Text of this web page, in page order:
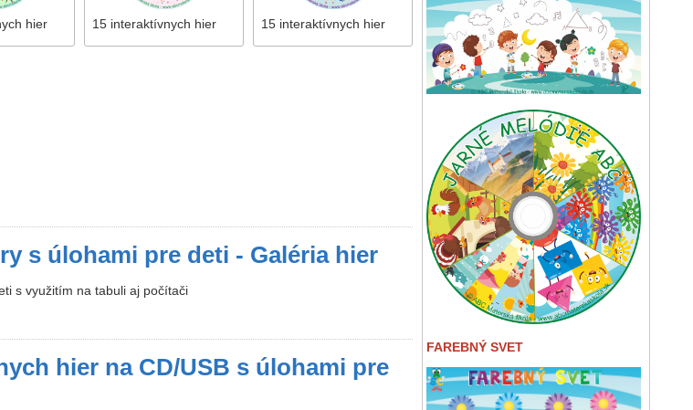
FAREBNÝ SVET
hier 15 interaktívnych hier 15 interaktívnych hier
s úlohami pre deti - Galéria hier
s využitím na tabuli aj počítači
hier na CD/USB s úlohami pre